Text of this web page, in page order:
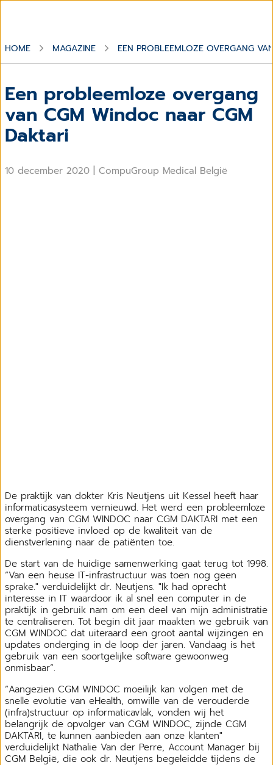
HOME MAGAZINE EEN PROBLEEMLOZE OVERGANG
Een probleemloze overgang
van CGM Windoc naar CGM
Daktari
10 december 2020 CompuGroup Medical België
De praktijk van dokter Kris Neutjens uit Kessel heeft haar
informaticasysteem vernieuwd. Het werd een probleemloze
overgang van CGM WINDOC naar CGM DAKTARI met een
sterke positieve invloed op de kwaliteit van de
dienstverlening naar de patiënten toe.
De start van de huidige samenwerking gaat terug tot 1998.
“Van een heuse IT-infrastructuur was toen nog geen
sprake." verduidelijkt dr. Neutjens. "Ik had oprecht
interesse in IT waardoor ik al snel een computer in de
praktijk in gebruik nam om een deel van mijn administratie
te centraliseren. Tot begin dit jaar maakten we gebruik van
CGM WINDOC dat uiteraard een groot aantal wijzingen en
updates onderging in de loop der jaren. Vandaag is het
gebruik van een soortgelijke software gewoonweg
onmisbaar”.
“Aangezien CGM WINDOC moeilijk kan volgen met de
snelle evolutie van eHealth, omwille van de verouderde
(infra)structuur op informaticavlak, vonden wij het
belangrijk de opvolger van CGM WINDOC, zijnde CGM
DAKTARI, te kunnen aanbieden aan onze klanten"
verduidelijkt Nathalie Van der Perre, Account Manager bij
CGM België, die ook dr. Neutjens begeleidde tijdens de